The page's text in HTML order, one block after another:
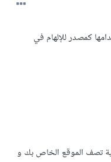
كمصدر للإلهام في
تصف الموقع الخاص بك و